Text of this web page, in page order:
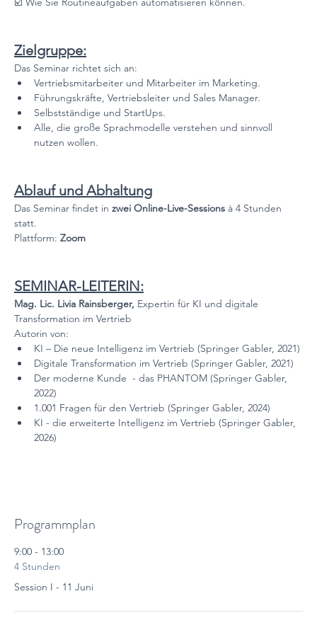
Zielgruppe:
Das Seminar richtet sich an:
Vertriebsmitarbeiter und Mitarbeiter im Marketing.
Führungskräfte, Vertriebsleiter und Sales Manager.
Selbstständige und StartUps.
Alle, die große Sprachmodelle verstehen und sinnvoll
nutzen wollen.
Ablauf und Abhaltung
Das Seminar findet in zwei Online-Live-Sessions à 4 Stunden
statt.
Plattform: Zoom
SEMINAR-LEITERIN:
Mag. Lic. Livia Rainsberger, Expertin für KI und digitale
Transformation im Vertrieb
Autorin von:
KI – Die neue Intelligenz im Vertrieb (Springer Gabler, 2021)
Digitale Transformation im Vertrieb (Springer Gabler, 2021)
Der moderne Kunde  - das PHANTOM (Springer Gabler,
2022)
1.001 Fragen für den Vertrieb (Springer Gabler, 2024)
KI - die erweiterte Intelligenz im Vertrieb (Springer Gabler,
2026)
Programmplan
9:00 - 13:00
4 Stunden
Session I - 11 Juni